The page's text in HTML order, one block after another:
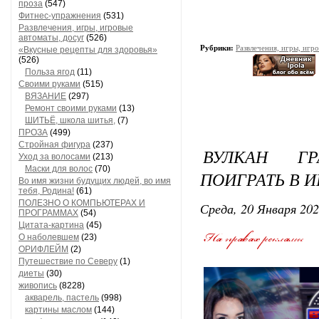
проза (547)
Фитнес-упражнения (531)
Развлечения, игры, игровые
автоматы, досуг (526)
«Вкусные рецепты для здоровья»
(526)
Польза ягод (11)
Своими руками (515)
ВЯЗАНИЕ (297)
Ремонт своими руками (13)
ШИТЬЁ, школа шитья, (7)
ПРОЗА (499)
Стройная фигура (237)
Уход за волосами (213)
Маски для волос (70)
Во имя жизни будущих людей, во имя
тебя, Родина! (61)
ПОЛЕЗНО О КОМПЬЮТЕРАХ И
ПРОГРАММАХ (54)
Цитата-картина (45)
О наболевшем (23)
ОРИФЛЕЙМ (2)
Путешествие по Северу (1)
диеты (30)
живопись (8228)
акварель, пастель (998)
картины маслом (144)
Рубрики: Развлечения, игры,
ВУЛКАН
ПОИГРАТЬ В
Среда, 20 Января